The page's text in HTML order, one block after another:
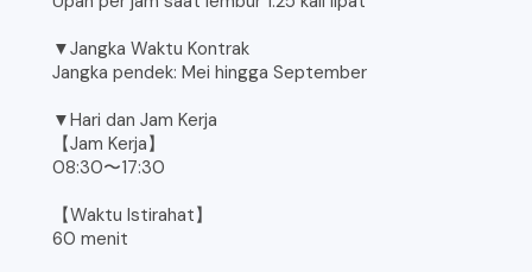
▼Jangka Waktu Kontrak
Jangka pendek: Mei hingga September
▼Hari dan Jam Kerja
【Jam Kerja】
08:30〜17:30
【Waktu Istirahat】
60 menit